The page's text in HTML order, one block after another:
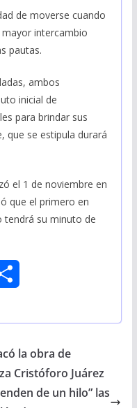
de moverse cuando
intercambio
pautas.
ambos
inicial de
para brindar sus
que se estipula durará
el 1 de noviembre en
que el primero en
tendrá su minuto de
r
e
la obra de
Cristóforo Juárez
de un hilo” las